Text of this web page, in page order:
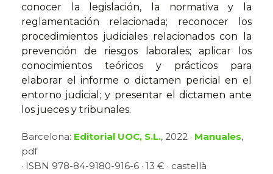
conocer la legislación, la normativa y la
reglamentación relacionada; reconocer los
procedimientos judiciales relacionados con la
prevención de riesgos laborales; aplicar los
conocimientos teóricos y prácticos para
elaborar el informe o dictamen pericial en el
entorno judicial; y presentar el dictamen ante
los jueces y tribunales.
Barcelona: Editorial UOC, S.L., 2022 · Manuales,
pdf
· ISBN 978-84-9180-916-6 · 13 € · castellà